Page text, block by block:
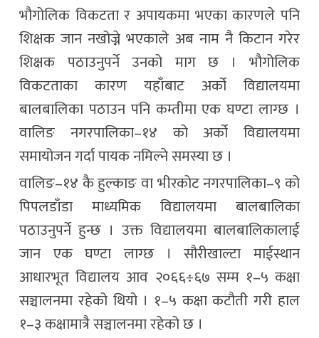
भौगोलिक विकटता र अपायकमा भएका कारणले पनि
शिक्षक जान नखोज्ने भएकाले अब नाम नै किटान गरेर
शिक्षक पठाउनुपर्ने उनको माग छ । भौगोलिक
विकटताका कारण यहाँबाट अर्को विद्यालयमा
बालबालिका पठाउन पनि कम्तीमा एक घण्टा लाग्छ ।
वालिङ नगरपालिका–१४ को अर्को विद्यालयमा
समायोजन गर्दा पायक नमिल्ने समस्या छ ।
वालिङ–१४ कै हुल्काङ वा भीरकोट नगरपालिका–९ को
पिपलडाँडा माध्यमिक विद्यालयमा बालबालिका
पठाउनुपर्ने हुन्छ । उक्त विद्यालयमा बालबालिकालाई
जान एक घण्टा लाग्छ । सौरीखाल्टा माईस्थान
आधारभूत विद्यालय आव २०६६÷६७ सम्म १–५ कक्षा
सञ्चालनमा रहेको थियो । १–५ कक्षा कटौती गरी हाल
१–३ कक्षामात्रै सञ्चालनमा रहेको छ ।